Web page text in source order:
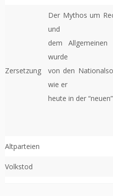
Zersetzung
Der Mythos um
und
dem Allgemeinen
wurde
von den
wie er
heute in der
Altparteien
Volkstod